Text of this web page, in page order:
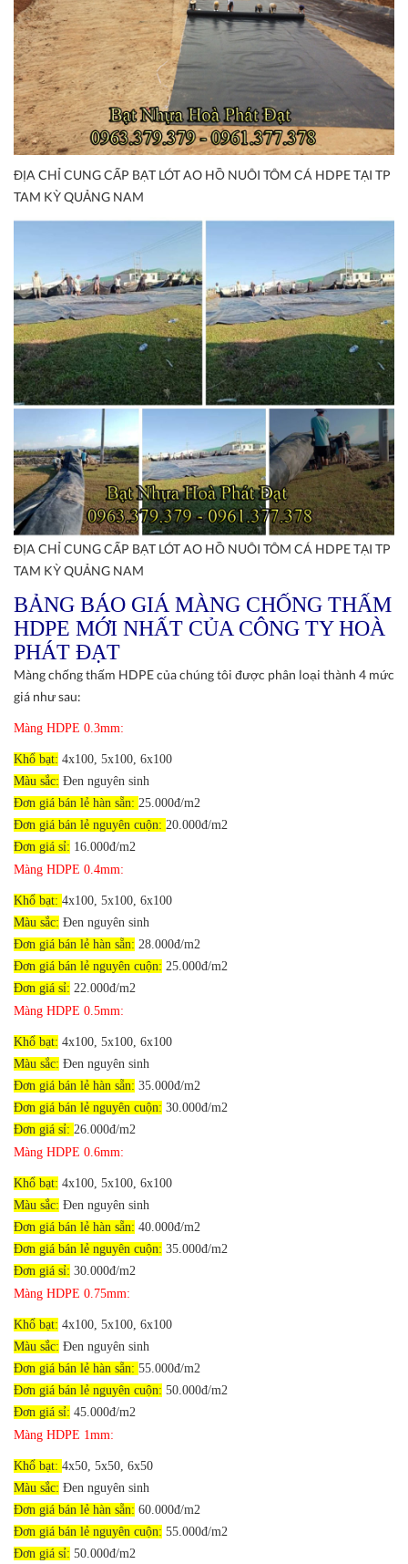
ĐỊA CHỈ CUNG CẤP BẠT LÓT AO HỒ NUÔI TÔM CÁ HDPE TẠI TP
TAM KỲ QUẢNG NAM
ĐỊA CHỈ CUNG CẤP BẠT LÓT AO HỒ NUÔI TÔM CÁ HDPE TẠI TP
TAM KỲ QUẢNG NAM
BẢNG BÁO GIÁ MÀNG CHỐNG THẤM
HDPE MỚI NHẤT CỦA CÔNG TY HOÀ
PHÁT ĐẠT
Màng chống thấm HDPE của chúng tôi được phân loại thành 4 mức
giá như sau:
Màng HDPE 0.3mm:
Khổ bạt: 4x100, 5x100, 6x100
Màu sắc: Đen nguyên sinh
Đơn giá bán lẻ hàn sẵn: 25.000đ/m2
Đơn giá bán lẻ nguyên cuộn: 20.000đ/m2
Đơn giá sỉ: 16.000đ/m2
Màng HDPE 0.4mm:
Khổ bạt: 4x100, 5x100, 6x100
Màu sắc: Đen nguyên sinh
Đơn giá bán lẻ hàn sẵn: 28.000đ/m2
Đơn giá bán lẻ nguyên cuộn: 25.000đ/m2
Đơn giá sỉ: 22.000đ/m2
Màng HDPE 0.5mm:
Khổ bạt: 4x100, 5x100, 6x100
Màu sắc: Đen nguyên sinh
Đơn giá bán lẻ hàn sẵn: 35.000đ/m2
Đơn giá bán lẻ nguyên cuộn: 30.000đ/m2
Đơn giá sỉ: 26.000đ/m2
Màng HDPE 0.6mm:
Khổ bạt: 4x100, 5x100, 6x100
Màu sắc: Đen nguyên sinh
Đơn giá bán lẻ hàn sẵn: 40.000đ/m2
Đơn giá bán lẻ nguyên cuộn: 35.000đ/m2
Đơn giá sỉ: 30.000đ/m2
Màng HDPE 0.75mm:
Khổ bạt: 4x100, 5x100, 6x100
Màu sắc: Đen nguyên sinh
Đơn giá bán lẻ hàn sẵn: 55.000đ/m2
Đơn giá bán lẻ nguyên cuộn: 50.000đ/m2
Đơn giá sỉ: 45.000đ/m2
Màng HDPE 1mm:
Khổ bạt: 4x50, 5x50, 6x50
Màu sắc: Đen nguyên sinh
Đơn giá bán lẻ hàn sẵn: 60.000đ/m2
Đơn giá bán lẻ nguyên cuộn: 55.000đ/m2
Đơn giá sỉ: 50.000đ/m2